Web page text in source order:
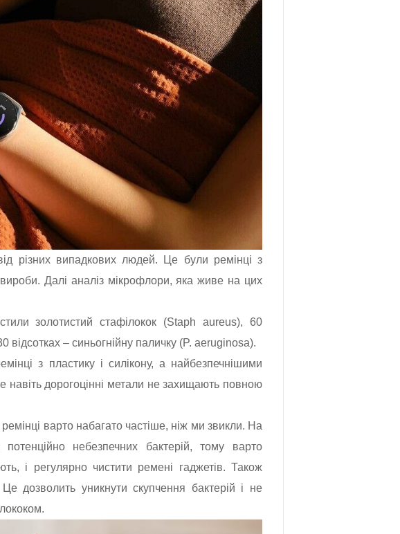
різних випадкових людей. Це були ремінці з
вироби. Далі аналіз мікрофлори, яка живе на цих
золотистий стафілокок (Staph aureus), 60
відсотках – синьогнійну паличку (P. aeruginosa).
з пластику і силікону, а найбезпечнішими
навіть дорогоцінні метали не захищають повною
варто набагато частіше, ніж ми звикли. На
потенційно небезпечних бактерій, тому варто
і регулярно чистити ремені гаджетів. Також
дозволить уникнути скупчення бактерій і не